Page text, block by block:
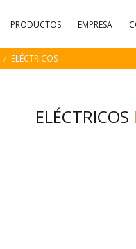
PRODUCTOS EMPRESA
ELÉCTRICOS
ELÉCTRICOS